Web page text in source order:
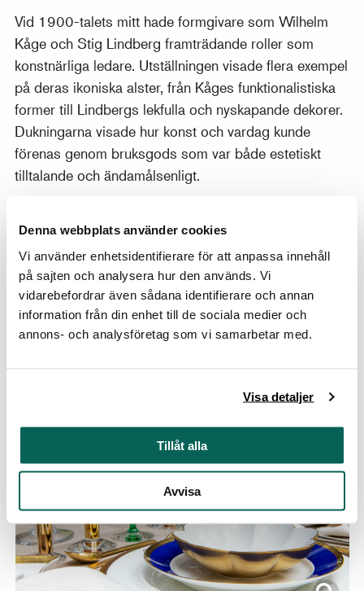
Denna webbplats använder cookies
Vi använder enhetsidentifierare för att anpassa innehåll
på sajten och analysera hur den används. Vi
vidarebefordrar även sådana identifierare och annan
information från din enhet till de sociala medier och
annons- och analysföretag som vi samarbetar med.
Visa detaljer
Tillåt alla
Avvisa
Vid 1900-talets mitt hade formgivare som Wilhelm
Kåge och Stig Lindberg framträdande roller som
konstnärliga ledare. Utställningen visade flera exempel
på deras ikoniska alster, från Kåges funktionalistiska
former till Lindbergs lekfulla och nyskapande dekorer.
Dukningarna visade hur konst och vardag kunde
förenas genom bruksgods som var både estetiskt
tilltalande och ändamålsenligt.
servisen Nobel, särskilt framtagen för festernas fest,
Nobelbanketten. Med Karin Björquists eleganta
design illustrerar Nobelservisen fabrikens förmåga att
kombinera tradition och innovation. Besökaren fick här
inblick i uppdraget som låg bakom framtagandet av
denna exklusiva servis.